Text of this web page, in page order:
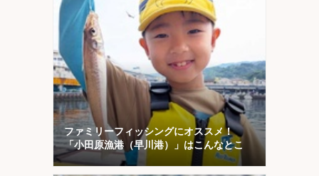
ファミリーフィッシングにオススメ！
「小田原漁港（早川港）」はこんなとこ